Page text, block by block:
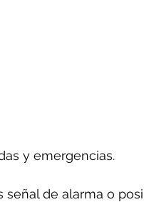
y emergencias.
señal de alarma o